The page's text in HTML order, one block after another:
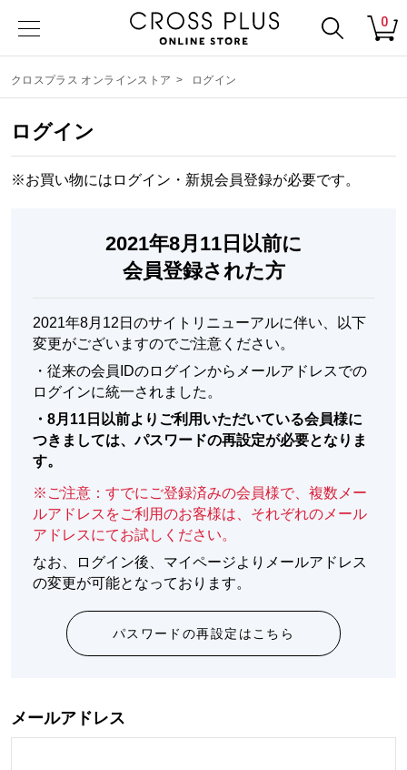
0
クロスプラス オンラインストア > ログイン
ログイン
※お買い物にはログイン・ 新規会員登録が必要です。
2021年8月11日以前に
会員登録された方
2021年8月12日のサイトリニューアルに伴い、以下
変更がございますのでご注意ください。
・ 従来の会員IDのログインからメールアドレスでの
ログインに統一されました。
・ 8月11日以前よりご利用いただいている会員様に
つきましては、パスワードの再設定が必要となりま
す。
※ご注意：すでにご登録済みの会員様で、複数メー
ルアドレスをご利用のお客様は、それぞれのメール
アドレスにてお試しください。
なお、ログイン後、マイページよりメールアドレス
の変更が可能となっております。
パスワードの再設定はこちら
メールアドレス